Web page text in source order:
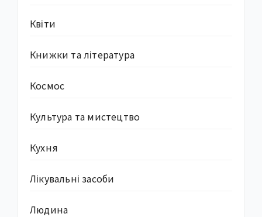
Квіти
Книжки та література
Космос
Культура та мистецтво
Кухня
Лікувальні засоби
Людина